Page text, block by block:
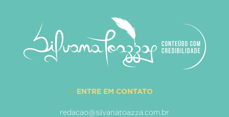
ENTRE EM CONTATO
redacao@silvanatoazza.com.br